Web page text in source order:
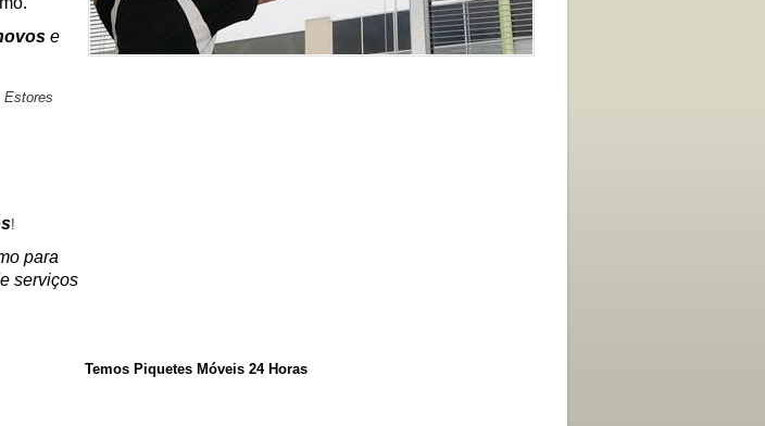
e
Estores
!
para
serviços
Temos Piquetes Móveis 24 Horas